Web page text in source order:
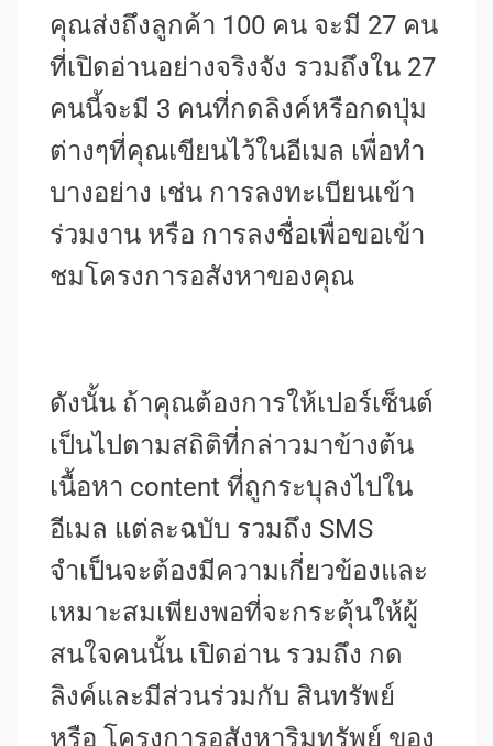
คุณส่งถึงลูกค้า 100 คน จะมี 27 คน
ที่เปิดอ่านอย่างจริงจัง รวมถึงใน 27
คนนี้จะมี 3 คนที่กดลิงค์หรือกดปุ่ม
ต่างๆที่คุณเขียนไว้ในอีเมล เพื่อทำ
บางอย่าง เช่น การลงทะเบียนเข้า
ร่วมงาน หรือ การลงชื่อเพื่อขอเข้า
ชมโครงการอสังหาของคุณ
ดังนั้น ถ้าคุณต้องการให้เปอร์เซ็นต์
เป็นไปตามสถิติที่กล่าวมาข้างต้น
เนื้อหา content ที่ถูกระบุลงไปใน
อีเมล แต่ละฉบับ รวมถึง SMS
จำเป็นจะต้องมีความเกี่ยวข้องและ
เหมาะสมเพียงพอที่จะกระตุ้นให้ผู้
สนใจคนนั้น เปิดอ่าน รวมถึง กด
ลิงค์และมีส่วนร่วมกับ สินทรัพย์
หรือ โครงการอสังหาริมทรัพย์ ของ